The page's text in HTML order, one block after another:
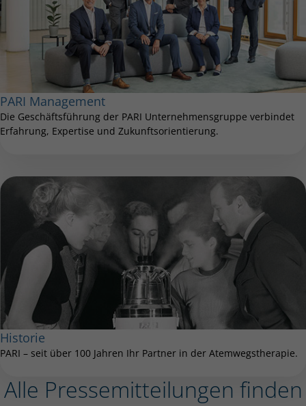
PARI Management
Die Geschäftsführung der PARI Unternehmensgruppe verbindet
Erfahrung, Expertise und Zukunftsorientierung.
Historie
PARI – seit über 100 Jahren Ihr Partner in der Atemwegstherapie.
Alle Pressemitteilungen finden